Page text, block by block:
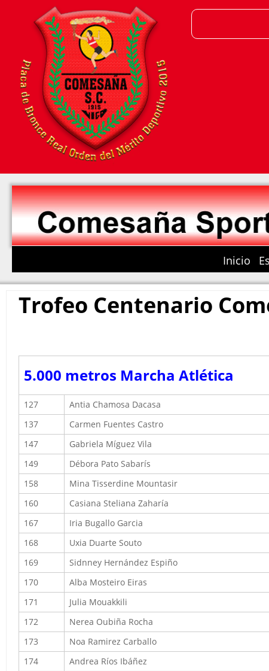
Inicio
Trofeo Centenario
5.000 metros Marcha Atlética
127 Antia Chamosa Dacasa
137
Carmen Fuentes Castro
147
Gabriela Míguez Vila
149
Débora Pato Sabarís
158
Mina Tisserdine Mountasir
160
Casiana Steliana Zaharía
167
Iria Bugallo Garcia
168
Uxia Duarte Souto
169
Sidnney Hernández Espiño
170
Alba Mosteiro Eiras
171
Julia Mouakkili
172
Nerea Oubiña Rocha
173
Noa Ramirez Carballo
174
Andrea Ríos Ibáñez